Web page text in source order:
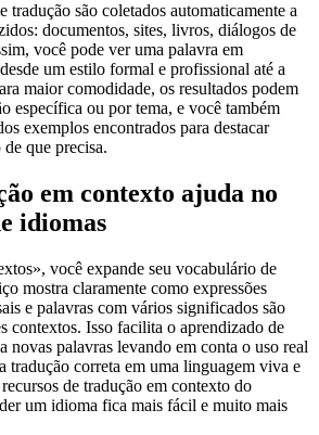
tradução são coletados automaticamente a
documentos, sites, livros, diálogos de
você pode ver uma palavra em
um estilo formal e profissional até a
maior comodidade, os resultados podem
específica ou por tema, e você também
exemplos encontrados para destacar
que precisa.
em contexto ajuda no
idiomas
você expande seu vocabulário de
mostra claramente como expressões
e palavras com vários significados são
contextos. Isso facilita o aprendizado de
novas palavras levando em conta o uso real
tradução correta em uma linguagem viva e
de tradução em contexto do
um idioma fica mais fácil e muito mais